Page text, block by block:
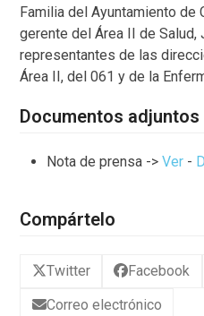
Familia del Ayuntamiento de
gerente del Área II de
representantes de las
Área II, del 061 y de la
Documentos adjuntos
Nota de prensa ->Ver -
Compártelo
Twitter Facebook
Correo electrónico